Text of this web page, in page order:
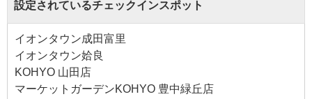
設定されているチェックインスポット
イオンタウン成田富里
イオンタウン姶良
KOHYO 山田店
マーケットガーデンKOHYO 豊中緑丘店